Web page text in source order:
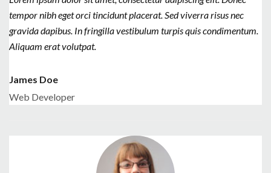
tempor nibh eget orci tincidunt placerat. Sed viverra risus nec
gravida dapibus. In fringilla vestibulum turpis quis condimentum.
Aliquam erat volutpat.
James Doe
Web Developer